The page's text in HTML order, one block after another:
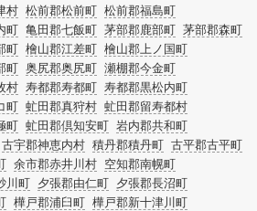
村 松前郡松前町 松前郡福島町
町 亀田郡七飯町 茅部郡鹿部町 茅部郡森町
町 檜山郡江差町 檜山郡上ノ国町
町 奥尻郡奥尻町 瀬棚郡今金町
村 寿都郡寿都町 寿都郡黒松内町
町 虻田郡真狩村 虻田郡留寿都村
町 虻田郡倶知安町 岩内郡共和町
古宇郡神恵内村 積丹郡積丹町 古平郡古平町
余市郡赤井川村 空知郡南幌町
川町 夕張郡由仁町 夕張郡長沼町
樺戸郡浦臼町 樺戸郡新十津川町